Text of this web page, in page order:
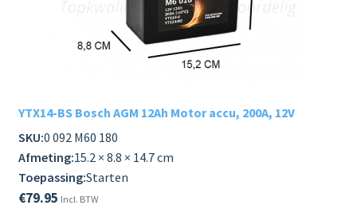
YTX14-BS Bosch AGM 12Ah Motor accu, 200A, 12V
SKU:0 092 M60 180
Afmeting:15.2 × 8.8 × 14.7 cm
Toepassing:Starten
€79.95 Incl. BTW